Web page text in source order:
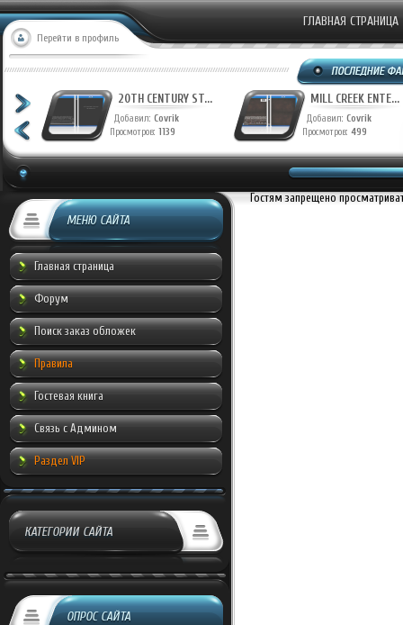
Перейти в профиль
ГЛАВНАЯ СТРАНИЦА
20TH CENTURY ST...
Добавил: Covrik
Просмотров: 1139
MILL CREEK ENTE...
Добавил: Covrik
Просмотров: 499
МЕНЮ САЙТА
Главная страница
Форум
Поиск заказ обложек
Правила
Гостевая книга
Связь с Админом
Раздел VIP
КАТЕГОРИИ САЙТА
ОПРОС САЙТА
Гостям запрещено